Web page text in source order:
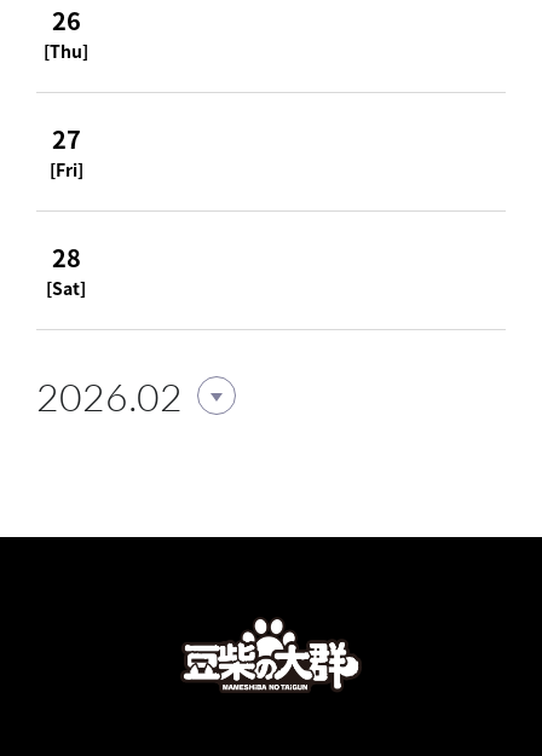
26
[Thu]
27
[Fri]
28
[Sat]
2026.02